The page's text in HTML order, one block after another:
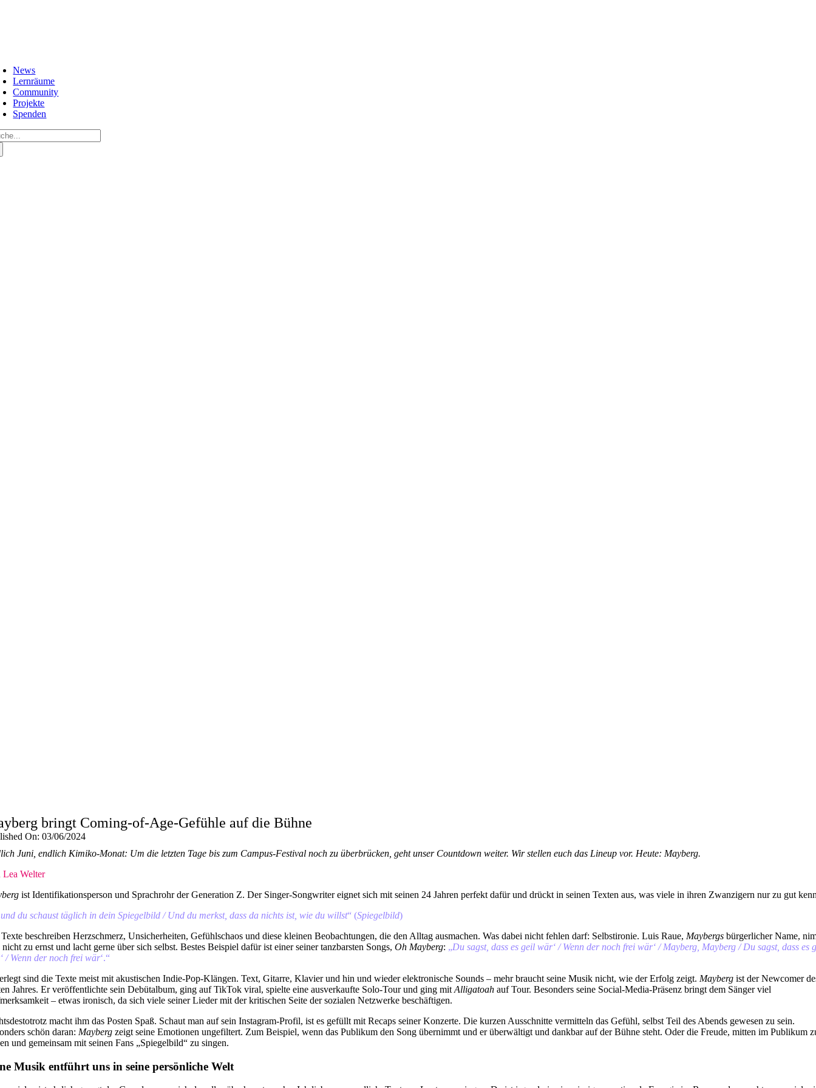
News
Lernräume
Community
Projekte
Spenden
bringt Coming-of-Age-Gefühle auf die Bühne
On: 03/06/2024
Juni, endlich Kimiko-Monat: Um die letzten Tage bis zum Campus-Festival noch zu überbrücken, geht unser Countdown weiter. Wir stellen euch das Lineup vor. Heute: Mayberg.
Lea Welter
ist Identifikationsperson und Sprachrohr der Generation Z. Der Singer-Songwriter eignet sich mit seinen 24 Jahren perfekt dafür und drückt in seinen Texten aus, was viele in ihren Zwanzigern nur zu gut
du schaust täglich in dein Spiegelbild / Und du merkst, dass da nichts ist, wie du willst“ (Spiegelbild)
beschreiben Herzschmerz, Unsicherheiten, Gefühlschaos und diese kleinen Beobachtungen, die den Alltag ausmachen. Was dabei nicht fehlen darf: Selbstironie. Luis Raue, Maybergsbürgerlicher Name,
nicht zu ernst und lacht gerne über sich selbst. Bestes Beispiel dafür ist einer seiner tanzbarsten Songs, Oh Mayberg: „Du sagst, dass es geil wär‘ / Wenn der noch frei wär‘ / Mayberg, Mayberg / Du sagst, dass es
/ Wenn der noch frei wär‘.“
sind die Texte meist mit akustischen Indie-Pop-Klängen. Text, Gitarre, Klavier und hin und wieder elektronische Sounds – mehr braucht seine Musik nicht, wie der Erfolg zeigt. Mayberg ist der Newcomer
Jahres. Er veröffentlichte sein Debütalbum, ging auf TikTok viral, spielte eine ausverkaufte Solo-Tour und ging mit Alligatoahauf Tour. Besonders seine Social-Media-Präsenz bringt dem Sänger viel
– etwas ironisch, da sich viele seiner Lieder mit der kritischen Seite der sozialen Netzwerke beschäftigen.
macht ihm das Posten Spaß. Schaut man auf sein Instagram-Profil, ist es gefüllt mit Recaps seiner Konzerte. Die kurzen Ausschnitte vermitteln das Gefühl, selbst Teil des Abends gewesen zu sein.
schön daran: Mayberg zeigt seine Emotionen ungefiltert. Zum Beispiel, wenn das Publikum den Song übernimmt und er überwältigt und dankbar auf der Bühne steht. Oder die Freude, mitten im Publikum
und gemeinsam mit seinen Fans „Spiegelbild“ zu singen.
Musik entführt uns in seine persönliche Welt